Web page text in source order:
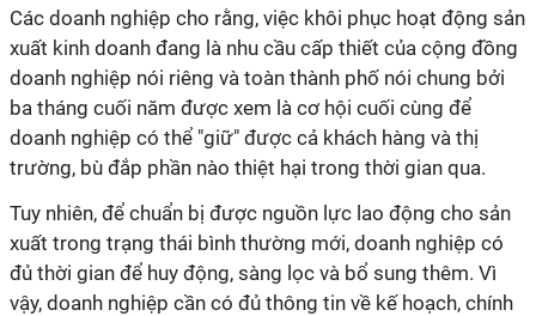
Các doanh nghiệp cho rằng, việc khôi phục hoạt động sản
xuất kinh doanh đang là nhu cầu cấp thiết của cộng đồng
doanh nghiệp nói riêng và toàn thành phố nói chung bởi
ba tháng cuối năm được xem là cơ hội cuối cùng để
doanh nghiệp có thể "giữ" được cả khách hàng và thị
trường, bù đắp phần nào thiệt hại trong thời gian qua.
Tuy nhiên, để chuẩn bị được nguồn lực lao động cho sản
xuất trong trạng thái bình thường mới, doanh nghiệp có
đủ thời gian để huy động, sàng lọc và bổ sung thêm. Vì
vậy, doanh nghiệp cần có đủ thông tin về kế hoạch, chính